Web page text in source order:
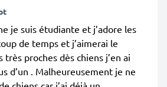
je suis étudiante et j’adore les
de temps et j’aimerai le
très proches dès chiens j’en ai
d’un . Malheureusement je ne